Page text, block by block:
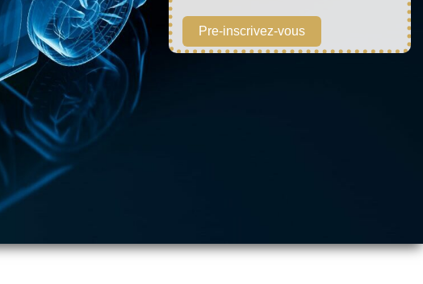
Pre-inscrivez-vous